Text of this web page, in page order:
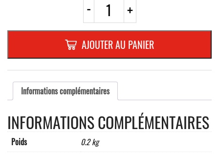
-
AUTOCOLLANT
TRIANGLE
200
mm
"DANGER
PRODUITS
INFLAMMABLES"
+
AJOUTER AU PANIER
Informations complémentaires
INFORMATIONS COMPLÉMENTAIRES
Poids 0.2 kg